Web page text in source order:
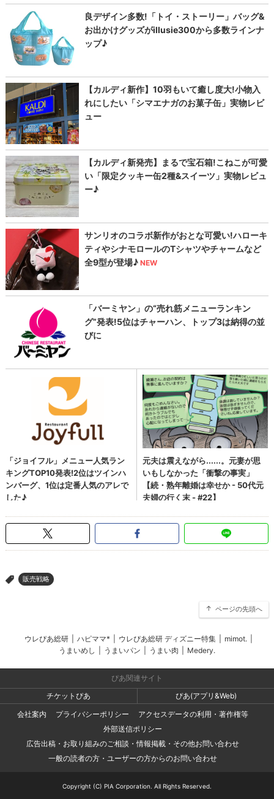
> 販売戦略
ページの先頭へ
ウレぴあ総研 ハピママ* ウレぴあ総研 ディズニー特集 mimot.
うまいめし
うまいパン うまい肉 Medery.
ぴあ関連サイト
チケットぴあ
ぴあ(アプリ&Web)
会社案内
プライバシーポリシー
アクセスデータの利用・著作権等
外部送信ポリシー
広告出稿・お取り組みのご相談・情報掲載・その他お問い合わせ
一般の読者の方・ユーザーの方からのお問い合わせ
Copyright (C) PIA Corporation. All Rights Reserved.